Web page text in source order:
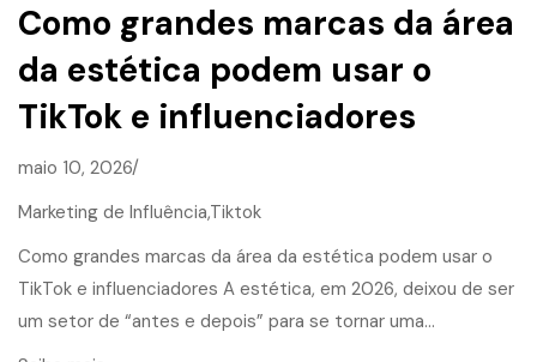
Como grandes marcas da área
da estética podem usar o
TikTok e influenciadores
maio 10, 2026/
Marketing de Influência,Tiktok
Como grandes marcas da área da estética podem usar o
TikTok e influenciadores A estética, em 2026, deixou de ser
um setor de “antes e depois” para se tornar uma…